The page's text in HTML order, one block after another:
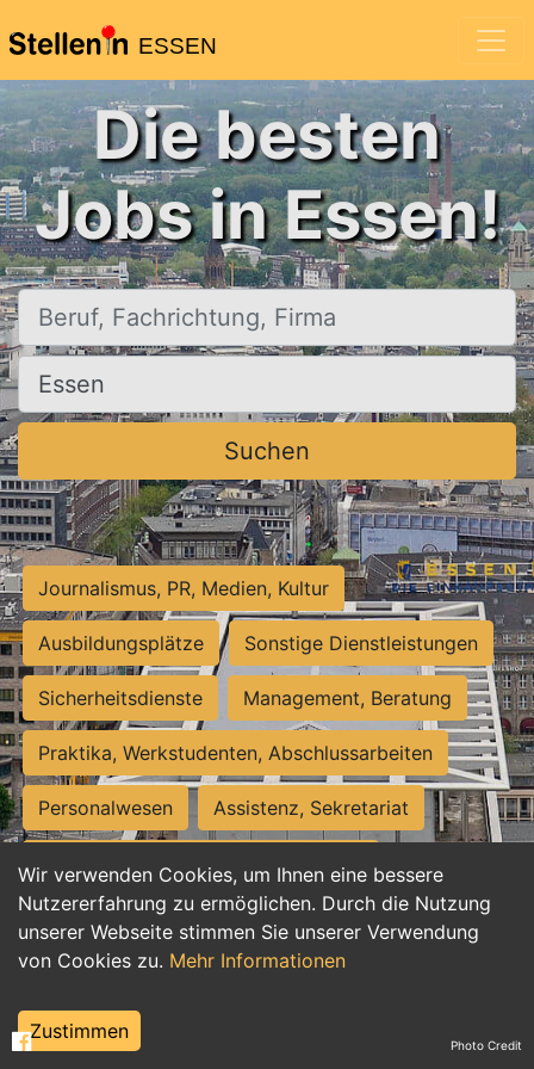
ESSEN
Wir verwenden Cookies, um Ihnen eine bessere
Nutzererfahrung zu ermöglichen. Durch die Nutzung
unserer Webseite stimmen Sie unserer Verwendung
von Cookies zu. Mehr Informationen
Zustimmen
Die besten
Jobs in Essen!
Beruf, Fachrichtung, Firma
Ort, Stadt
Suchen
Journalismus, PR, Medien, Kultur
Ausbildungsplätze Sonstige Dienstleistungen
Sicherheitsdienste Management, Beratung
Praktika, Werkstudenten, Abschlussarbeiten
Personalwesen Assistenz, Sekretariat
Hilfskräfte, Aushilfs- und Nebenjobs
Einkauf, Logistik, Materialwirtschaft
Weiterbildung, Studium, duale Ausbildung
Tourismus
Photo Credit